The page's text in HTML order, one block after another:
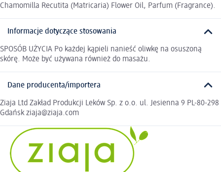
Chamomilla Recutita (Matricaria) Flower Oil, Parfum (Fragrance).
Informacje dotyczące stosowania
SPOSÓB UŻYCIA Po każdej kąpieli nanieść oliwkę na osuszoną
skórę. Może być używana również do masażu.
Dane producenta/importera
Ziaja Ltd Zakład Produkcji Leków Sp. z o.o. ul. Jesienna 9 PL-80-298
Gdańsk ziaja@ziaja.com